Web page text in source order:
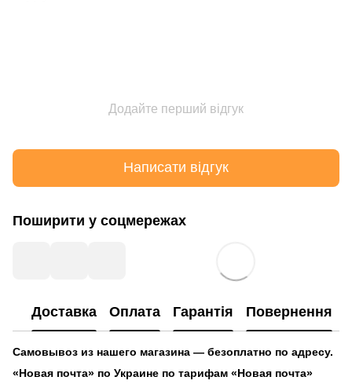
Додайте перший відгук
Написати відгук
Поширити у соцмережах
Доставка Оплата Гарантія Повернення
Самовывоз из нашего магазина — безоплатно по адресу.
«Новая почта» по Украине по тарифам «Новая почта»